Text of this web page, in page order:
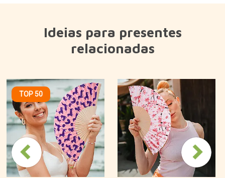
Ideias para presentes
relacionadas
TOP 50